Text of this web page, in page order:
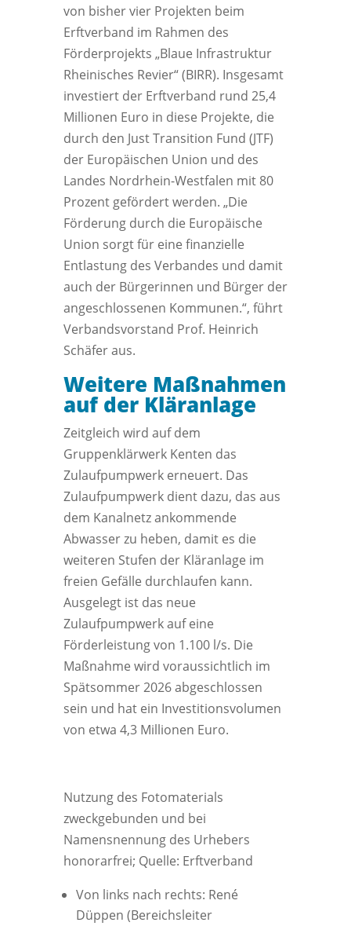
von bisher vier Projekten beim
Erftverband im Rahmen des
Förderprojekts „Blaue Infrastruktur
Rheinisches Revier“ (BIRR). Insgesamt
investiert der Erftverband rund 25,4
Millionen Euro in diese Projekte, die
durch den Just Transition Fund (JTF)
der Europäischen Union und des
Landes Nordrhein-Westfalen mit 80
Prozent gefördert werden. „Die
Förderung durch die Europäische
Union sorgt für eine finanzielle
Entlastung des Verbandes und damit
auch der Bürgerinnen und Bürger der
angeschlossenen Kommunen.“, führt
Verbandsvorstand Prof. Heinrich
Schäfer aus.
Weitere Maßnahmen
auf der Kläranlage
Zeitgleich wird auf dem
Gruppenklärwerk Kenten das
Zulaufpumpwerk erneuert. Das
Zulaufpumpwerk dient dazu, das aus
dem Kanalnetz ankommende
Abwasser zu heben, damit es die
weiteren Stufen der Kläranlage im
freien Gefälle durchlaufen kann.
Ausgelegt ist das neue
Zulaufpumpwerk auf eine
Förderleistung von 1.100 l/s. Die
Maßnahme wird voraussichtlich im
Spätsommer 2026 abgeschlossen
sein und hat ein Investitionsvolumen
von etwa 4,3 Millionen Euro.
Nutzung des Fotomaterials
zweckgebunden und bei
Namensnennung des Urhebers
honorarfrei; Quelle: Erftverband
Von links nach rechts: René
Düppen (Bereichsleiter